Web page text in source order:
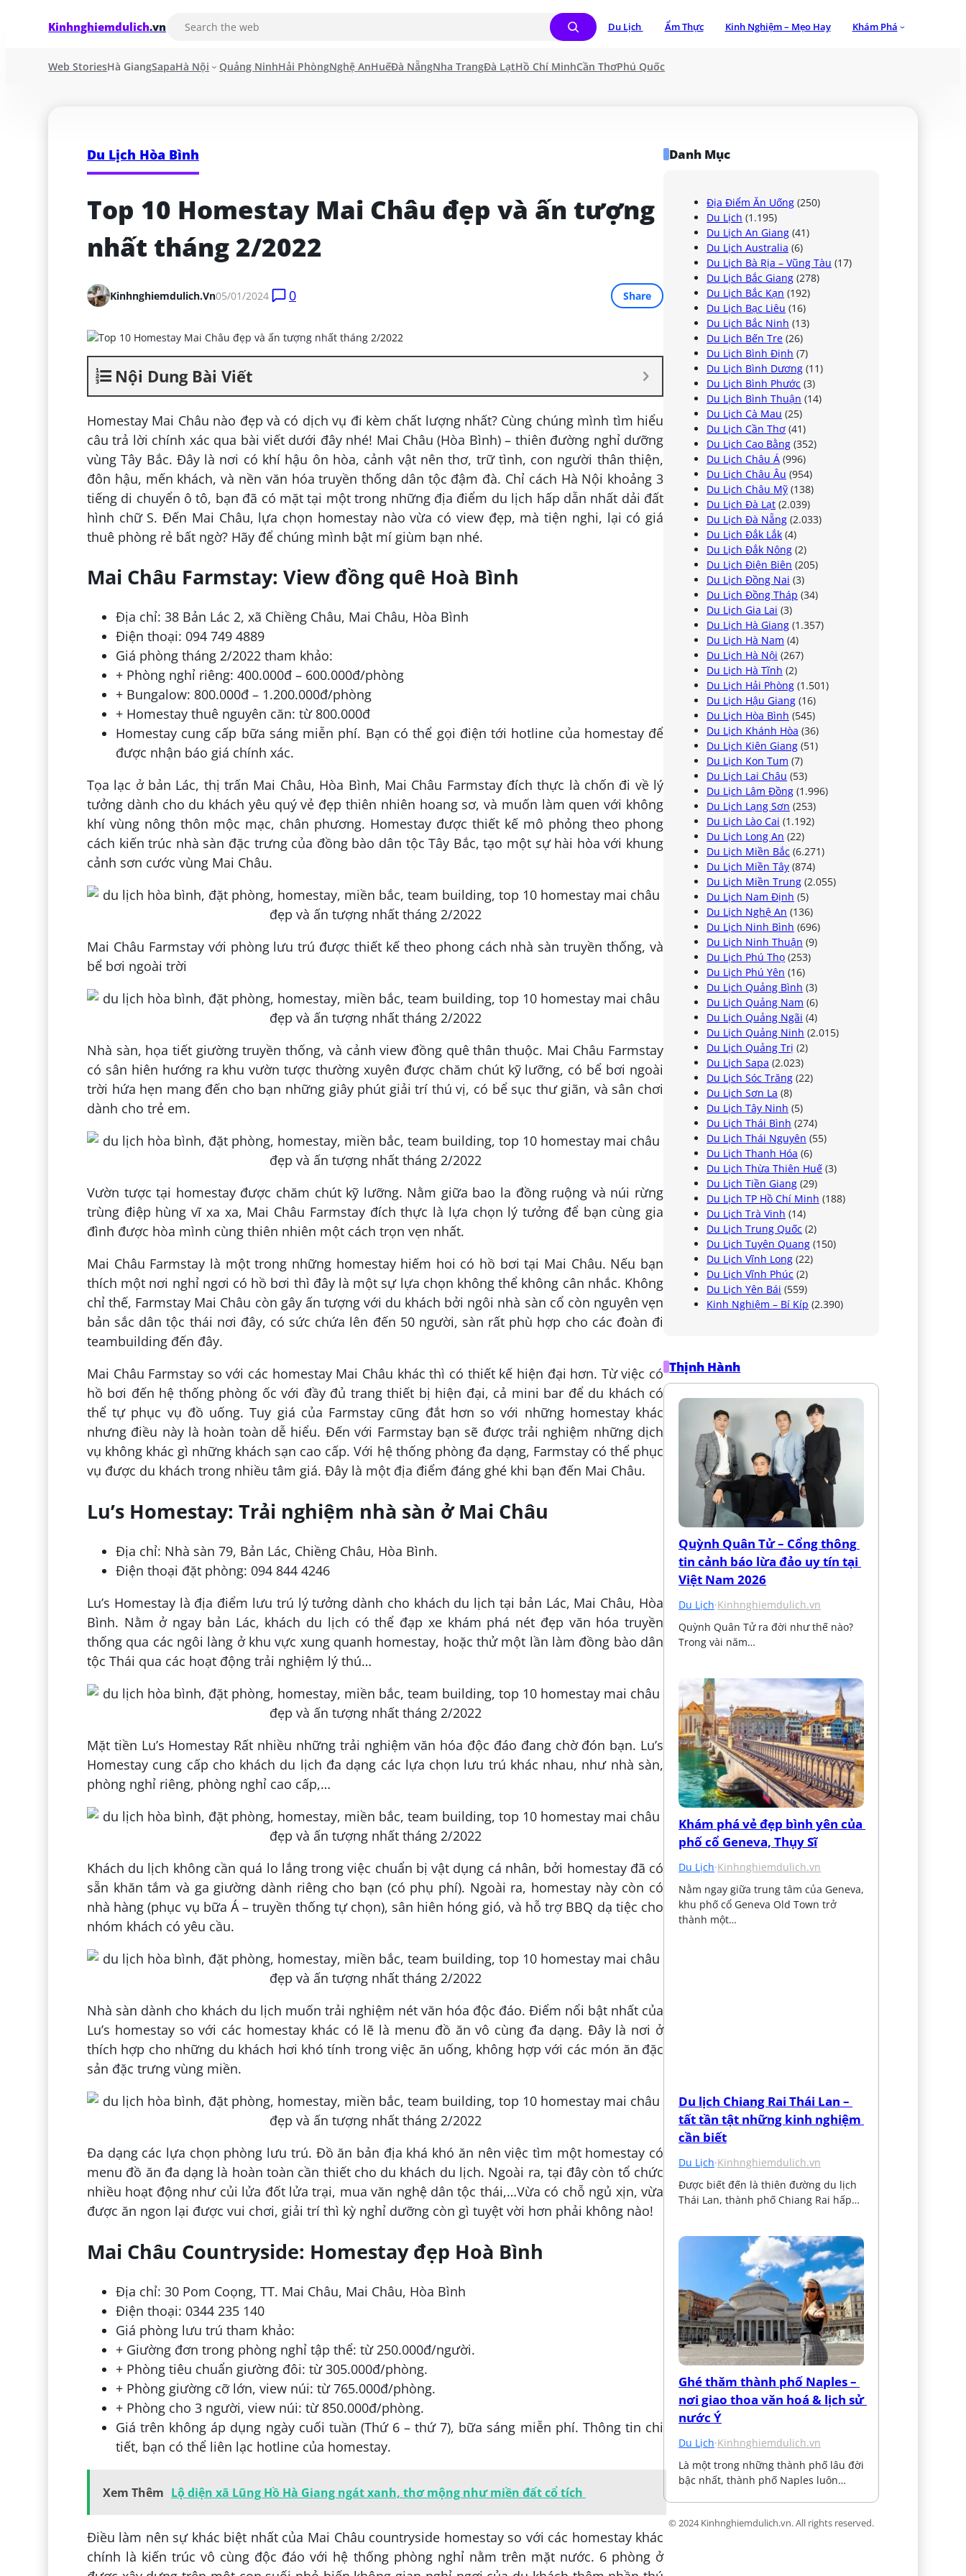
Kinhnghiemdulich.vn Du Lịch Ẩm Thực Kinh Nghiệm – Mẹo Hay Khám Phá
Web StoriesHà GiangSapaHà Nội Quảng NinhHải PhòngNghệ AnHuếĐà NẵngNha TrangĐà LạtHồ Chí MinhCần ThơPhú Quốc
Du Lịch Hòa Bình
Top 10 Homestay Mai Châu đẹp và ấn tượng
nhất tháng 2/2022
Kinhnghiemdulich.vn05/01/2024 0 Share
Nội Dung Bài Viết
Homestay Mai Châu nào đẹp và có dịch vụ đi kèm chất lượng nhất? Cùng chúng mình tìm hiểu
câu trả lời chính xác qua bài viết dưới đây nhé! Mai Châu (Hòa Bình) – thiên đường nghỉ dưỡng
vùng Tây Bắc. Đây là nơi có khí hậu ôn hòa, cảnh vật nên thơ, trữ tình, con người thân thiện,
đôn hậu, mến khách, và nền văn hóa truyền thống dân tộc đậm đà. Chỉ cách Hà Nội khoảng 3
tiếng di chuyển ô tô, bạn đã có mặt tại một trong những địa điểm du lịch hấp dẫn nhất dải đất
hình chữ S. Đến Mai Châu, lựa chọn homestay nào vừa có view đẹp, mà tiện nghi, lại có giá
thuê phòng rẻ bất ngờ? Hãy để chúng mình bật mí giùm bạn nhé.
Mai Châu Farmstay: View đồng quê Hoà Bình
Địa chỉ: 38 Bản Lác 2, xã Chiềng Châu, Mai Châu, Hòa Bình
Điện thoại: 094 749 4889
Giá phòng tháng 2/2022 tham khảo:
+ Phòng nghỉ riêng: 400.000đ – 600.000đ/phòng
+ Bungalow: 800.000đ – 1.200.000đ/phòng
+ Homestay thuê nguyên căn: từ 800.000đ
Homestay cung cấp bữa sáng miễn phí. Bạn có thể gọi điện tới hotline của homestay để
được nhận báo giá chính xác.
Tọa lạc ở bản Lác, thị trấn Mai Châu, Hòa Bình, Mai Châu Farmstay đích thực là chốn đi về lý
tưởng dành cho du khách yêu quý vẻ đẹp thiên nhiên hoang sơ, và muốn làm quen với không
khí vùng nông thôn mộc mạc, chân phương. Homestay được thiết kế mô phỏng theo phong
cách kiến trúc nhà sàn đặc trưng của đồng bào dân tộc Tây Bắc, tạo một sự hài hòa với khung
cảnh sơn cước vùng Mai Châu.
Mai Châu Farmstay với phòng lưu trú được thiết kế theo phong cách nhà sàn truyền thống, và
bể bơi ngoài trời
Nhà sàn, họa tiết giường truyền thống, và cảnh view đồng quê thân thuộc. Mai Châu Farmstay
có sân hiên hướng ra khu vườn tược thường xuyên được chăm chút kỹ lưỡng, có bể bơi ngoài
trời hứa hẹn mang đến cho bạn những giây phút giải trí thú vị, có bể sục thư giãn, và sân chơi
dành cho trẻ em.
Vườn tược tại homestay được chăm chút kỹ lưỡng. Nằm giữa bao la đồng ruộng và núi rừng
trùng điệp hùng vĩ xa xa, Mai Châu Farmstay đích thực là lựa chọn lý tưởng để bạn cùng gia
đình được hòa mình cùng thiên nhiên một cách trọn vẹn nhất.
Mai Châu Farmstay là một trong những homestay hiếm hoi có hồ bơi tại Mai Châu. Nếu bạn
thích một nơi nghỉ ngơi có hồ bơi thì đây là một sự lựa chọn không thể không cân nhắc. Không
chỉ thế, Farmstay Mai Châu còn gây ấn tượng với du khách bởi ngôi nhà sàn cổ còn nguyên vẹn
bản sắc dân tộc thái nơi đây, có sức chứa lên đến 50 người, sàn rất phù hợp cho các đoàn đi
teambuilding đến đây.
Mai Châu Farmstay so với các homestay Mai Châu khác thì có thiết kế hiện đại hơn. Từ việc có
hồ bơi đến hệ thống phòng ốc với đầy đủ trang thiết bị hiện đại, cả mini bar để du khách có
thể tự phục vụ đồ uống. Tuy giá của Farmstay cũng đắt hơn so với những homestay khác
nhưng điều này là hoàn toàn dễ hiểu. Đến với Farmstay bạn sẽ được trải nghiệm những dịch
vụ không khác gì những khách sạn cao cấp. Với hệ thống phòng đa dạng, Farmstay có thể phục
vụ được du khách trong nhiều tâm giá. Đây là một địa điểm đáng ghé khi bạn đến Mai Châu.
Lu’s Homestay: Trải nghiệm nhà sàn ở Mai Châu
Địa chỉ: Nhà sàn 79, Bản Lác, Chiềng Châu, Hòa Bình.
Điện thoại đặt phòng: 094 844 4246
Lu’s Homestay là địa điểm lưu trú lý tưởng dành cho khách du lịch tại bản Lác, Mai Châu, Hòa
Bình. Nằm ở ngay bản Lác, khách du lịch có thể đạp xe khám phá nét đẹp văn hóa truyền
thống qua các ngôi làng ở khu vực xung quanh homestay, hoặc thử một lần làm đồng bào dân
tộc Thái qua các hoạt động trải nghiệm lý thú…
Mặt tiền Lu’s Homestay Rất nhiều những trải nghiệm văn hóa độc đáo đang chờ đón bạn. Lu’s
Homestay cung cấp cho khách du lịch đa dạng các lựa chọn lưu trú khác nhau, như nhà sàn,
phòng nghỉ riêng, phòng nghỉ cao cấp,…
Khách du lịch không cần quá lo lắng trong việc chuẩn bị vật dụng cá nhân, bởi homestay đã có
sẵn khăn tắm và ga giường dành riêng cho bạn (có phụ phí). Ngoài ra, homestay này còn có
nhà hàng (phục vụ bữa Á – truyền thống tự chọn), sân hiên hóng gió, và hỗ trợ BBQ dạ tiệc cho
nhóm khách có yêu cầu.
Nhà sàn dành cho khách du lịch muốn trải nghiệm nét văn hóa độc đáo. Điểm nổi bật nhất của
Lu’s homestay so với các homestay khác có lẽ là menu đồ ăn vô cùng đa dạng. Đây là nơi ở
thích hợp cho những du khách hơi khó tính trong việc ăn uống, không hợp với các món ăn đặc
sản đặc trưng vùng miền.
Đa dạng các lựa chọn phòng lưu trú. Đồ ăn bản địa khá khó ăn nên việc tìm một homestay có
menu đồ ăn đa dạng là hoàn toàn cần thiết cho du khách du lịch. Ngoài ra, tại đây còn tổ chức
nhiều hoạt động như củi lửa đốt lửa trại, mua văn nghệ dân tộc thái,…Vừa có chỗ ngủ xịn, vừa
được ăn ngon lại được vui chơi, giải trí thì kỳ nghỉ dưỡng còn gì tuyệt vời hơn phải không nào!
Mai Châu Countryside: Homestay đẹp Hoà Bình
Địa chỉ: 30 Pom Coọng, TT. Mai Châu, Mai Châu, Hòa Bình
Điện thoại: 0344 235 140
Giá phòng lưu trú tham khảo:
+ Giường đơn trong phòng nghỉ tập thể: từ 250.000đ/người.
+ Phòng tiêu chuẩn giường đôi: từ 305.000đ/phòng.
+ Phòng giường cỡ lớn, view núi: từ 765.000đ/phòng.
+ Phòng cho 3 người, view núi: từ 850.000đ/phòng.
Giá trên không áp dụng ngày cuối tuần (Thứ 6 – thứ 7), bữa sáng miễn phí. Thông tin chi
tiết, bạn có thể liên lạc hotline của homestay.
Xem Thêm Lộ diện xã Lũng Hồ Hà Giang ngát xanh, thơ mộng như miền đất cổ tích
Điều làm nên sự khác biệt nhất của Mai Châu countryside homestay so với các homestay khác
chính là kiến trúc vô cùng độc đáo với hệ thống phòng nghỉ nằm trên mặt nước. 6 phòng ở
Danh Mục
Địa Điểm Ăn Uống (250)
Du Lịch (1.195)
Du Lịch An Giang (41)
Du Lịch Australia (6)
Du Lịch Bà Rịa – Vũng Tàu (17)
Du Lịch Bắc Giang (278)
Du Lịch Bắc Kạn (192)
Du Lịch Bạc Liêu (16)
Du Lịch Bắc Ninh (13)
Du Lịch Bến Tre (26)
Du Lịch Bình Định (7)
Du Lịch Bình Dương (11)
Du Lịch Bình Phước (3)
Du Lịch Bình Thuận (14)
Du Lịch Cà Mau (25)
Du Lịch Cần Thơ (41)
Du Lịch Cao Bằng (352)
Du Lịch Châu Á (996)
Du Lịch Châu Âu (954)
Du Lịch Châu Mỹ (138)
Du Lịch Đà Lạt (2.039)
Du Lịch Đà Nẵng (2.033)
Du Lịch Đắk Lắk (4)
Du Lịch Đắk Nông (2)
Du Lịch Điện Biên (205)
Du Lịch Đồng Nai (3)
Du Lịch Đồng Tháp (34)
Du Lịch Gia Lai (3)
Du Lịch Hà Giang (1.357)
Du Lịch Hà Nam (4)
Du Lịch Hà Nội (267)
Du Lịch Hà Tĩnh (2)
Du Lịch Hải Phòng (1.501)
Du Lịch Hậu Giang (16)
Du Lịch Hòa Bình (545)
Du Lịch Khánh Hòa (36)
Du Lịch Kiên Giang (51)
Du Lịch Kon Tum (7)
Du Lịch Lai Châu (53)
Du Lịch Lâm Đồng (1.996)
Du Lịch Lạng Sơn (253)
Du Lịch Lào Cai (1.192)
Du Lịch Long An (22)
Du Lịch Miền Bắc (6.271)
Du Lịch Miền Tây (874)
Du Lịch Miền Trung (2.055)
Du Lịch Nam Định (5)
Du Lịch Nghệ An (136)
Du Lịch Ninh Bình (696)
Du Lịch Ninh Thuận (9)
Du Lịch Phú Thọ (253)
Du Lịch Phú Yên (16)
Du Lịch Quảng Bình (3)
Du Lịch Quảng Nam (6)
Du Lịch Quảng Ngãi (4)
Du Lịch Quảng Ninh (2.015)
Du Lịch Quảng Trị (2)
Du Lịch Sapa (2.023)
Du Lịch Sóc Trăng (22)
Du Lịch Sơn La (8)
Du Lịch Tây Ninh (5)
Du Lịch Thái Bình (274)
Du Lịch Thái Nguyên (55)
Du Lịch Thanh Hóa (6)
Du Lịch Thừa Thiên Huế (3)
Du Lịch Tiền Giang (29)
Du Lịch TP Hồ Chí Minh (188)
Du Lịch Trà Vinh (14)
Du Lịch Trung Quốc (2)
Du Lịch Tuyên Quang (150)
Du Lịch Vĩnh Long (22)
Du Lịch Vĩnh Phúc (2)
Du Lịch Yên Bái (559)
Kinh Nghiệm – Bí Kíp (2.390)
Thịnh Hành
Quỳnh Quân Tử – Cổng thông
tin cảnh báo lừa đảo uy tín tại
Việt Nam 2026
Du Lịch·Kinhnghiemdulich.vn
Quỳnh Quân Tử ra đời như thế nào?
Trong vài năm…
Khám phá vẻ đẹp bình yên của
phố cổ Geneva, Thụy Sĩ
Du Lịch·Kinhnghiemdulich.vn
Nằm ngay giữa trung tâm của Geneva,
khu phố cổ Geneva Old Town trở
thành một…
Du lịch Chiang Rai Thái Lan –
tất tần tật những kinh nghiệm
cần biết
Du Lịch·Kinhnghiemdulich.vn
Được biết đến là thiên đường du lịch
Thái Lan, thành phố Chiang Rai hấp…
Ghé thăm thành phố Naples –
nơi giao thoa văn hoá & lịch sử
nước Ý
Du Lịch·Kinhnghiemdulich.vn
Là một trong những thành phố lâu đời
bậc nhất, thành phố Naples luôn…
© 2024 Kinhnghiemdulich.vn. All rights reserved.